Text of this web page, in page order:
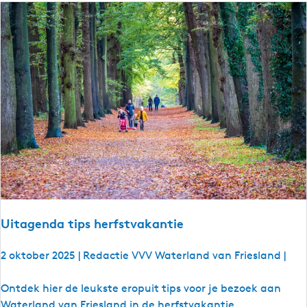
#
1
f
s
t
b
i
n
g
o
H
e
r
f
s
t
b
i
n
g
o
Uitagenda tips herfstvakantie
2 oktober 2025 | Redactie VVV Waterland van Friesland |
U
i
Ontdek hier de leukste eropuit tips voor je bezoek aan